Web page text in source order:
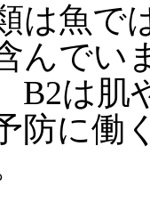
は魚で
んでい
B2は肌
防に働